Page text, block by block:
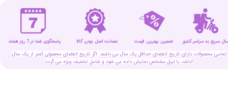
تمامی محصولات دارای تاریخ انقضای حداقل یک سال می باشند. اگر تاریخ انقضای محصولی کمتر از یک سال
باشد، با لیبل مشخص نمایش داده می شود و شامل تخفیف ویژه می گردد!
ضمانت اصل بودن کالا تضمین بهترین قیمت پاسخگوی شما در 7 روز هفته سریع به سراسر کشور